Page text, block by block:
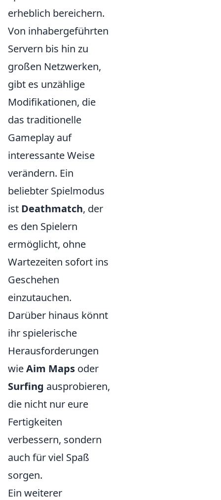
erheblich bereichern.
Von inhabergeführten
Servern bis hin zu
großen Netzwerken,
gibt es unzählige
Modifikationen, die
das traditionelle
Gameplay auf
interessante Weise
verändern. Ein
beliebter Spielmodus
ist Deathmatch, der
es den Spielern
ermöglicht, ohne
Wartezeiten sofort ins
Geschehen
einzutauchen.
Darüber hinaus könnt
ihr spielerische
Herausforderungen
wieAim Maps oder
Surfing ausprobieren,
die nicht nur eure
Fertigkeiten
verbessern, sondern
auch für viel Spaß
sorgen.
Ein weiterer